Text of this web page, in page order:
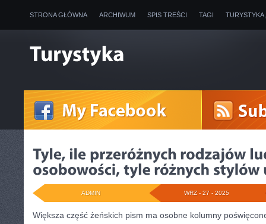
STRONA GŁÓWNA ARCHIWUM SPIS TREŚCI TAGI
WRZ - 27 - 2025
ADMIN
Większa część żeńskich pism ma osobne kolumny